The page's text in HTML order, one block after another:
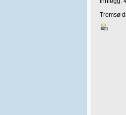
Tromsø